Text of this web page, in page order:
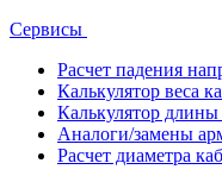
Сервисы
Расчет падения
Калькулятор веса
Калькулятор длины
Аналоги/замены
Расчет диаметра